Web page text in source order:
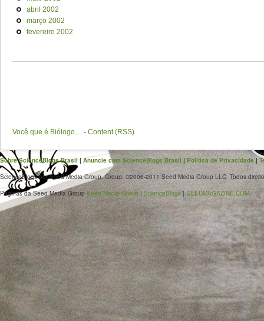
abril 2002
março 2002
fevereiro 2002
Você que é Biólogo… - Content (RSS)
Sobre ScienceBlogs Brasil |Anuncie com ScienceBlogs Brasil | Política de Privacidade |
ScienceBlogs por Seed Media Group. Group. ©2006-2011 Seed Media Group LLC. Todos
Páginas da Seed Media GroupSeed Media Group | ScienceBlogs|SEEDMAGAZINE.COM